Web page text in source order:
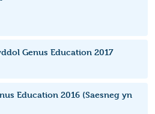
Genus Education 2017
Education 2016 (Saesneg yn